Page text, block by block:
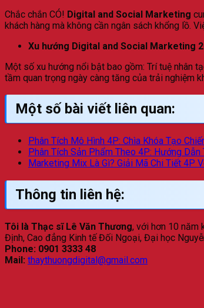
Chắc chắn CÓ! Digital and Social Marketing
khách hàng mà không cần ngân sách khổng lồ.
Xu hướng Digital and Social Marketing
Một số xu hướng nổi bật bao gồm: Trí tuệ nhân
tầm quan trọng ngày càng tăng của trải nghiệm
Một số bài viết liên quan:
Phân Tích Mô Hình 4P: Chìa Khóa Tạo
Phân Tích Sản Phẩm Theo 4P: Hướng Dẫn
Marketing Mix Là Gì? Giải Mã Chi Tiết 4P
Thông tin liên hệ:
Tôi là Thạc sĩ Lê Văn Thương, với hơn 10 năm
Định, Cao đẳng Kinh tế Đối Ngoại, Đại học
Phone: 0901 3333 48
Mail: thaythuongdigital@gmail.com